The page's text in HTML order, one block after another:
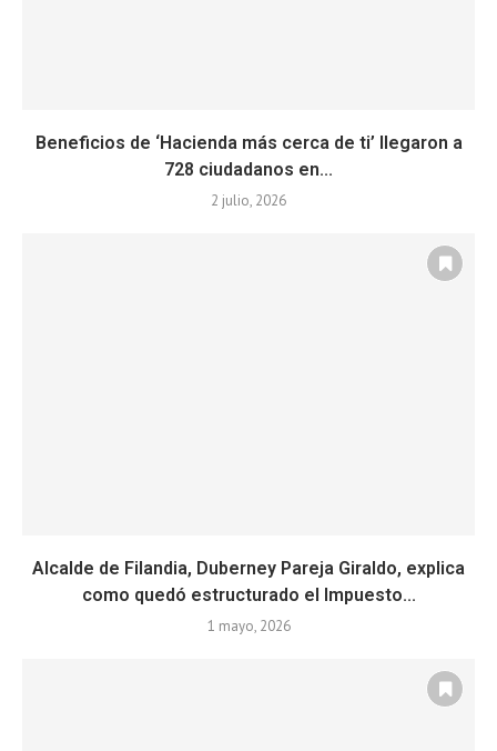
Beneficios de ‘Hacienda más cerca de ti’ llegaron a
728 ciudadanos en...
2 julio, 2026
Alcalde de Filandia, Duberney Pareja Giraldo, explica
como quedó estructurado el Impuesto...
1 mayo, 2026